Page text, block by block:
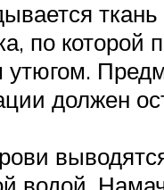
по которой
утюгом.
должен